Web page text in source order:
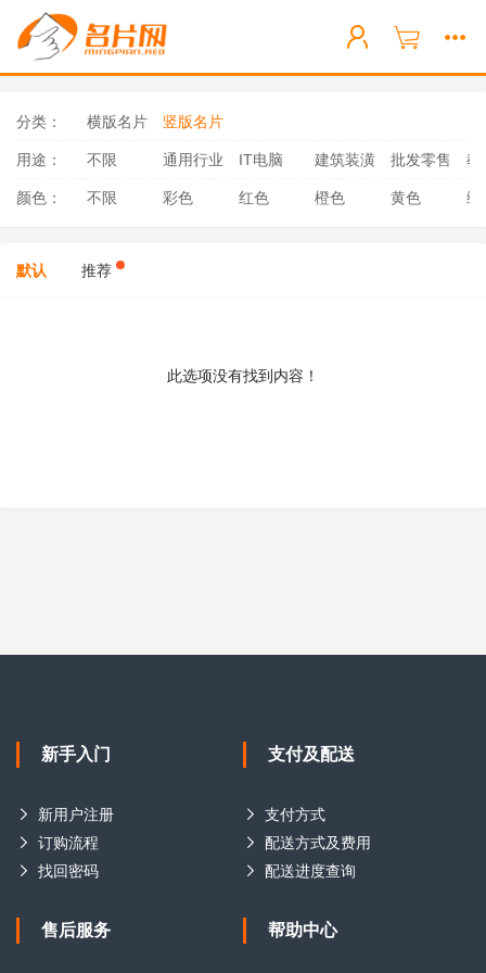
分类： 横版名片 竖版名片
用途： 不限 通用行业 IT电脑 建筑装潢 批发零售 教
颜色： 不限 彩色 红色 橙色 黄色 绿
默认 推荐
此选项没有找到内容！
新手入门
新用户注册
订购流程
找回密码
支付及配送
支付方式
配送方式及费用
配送进度查询
售后服务 帮助中心